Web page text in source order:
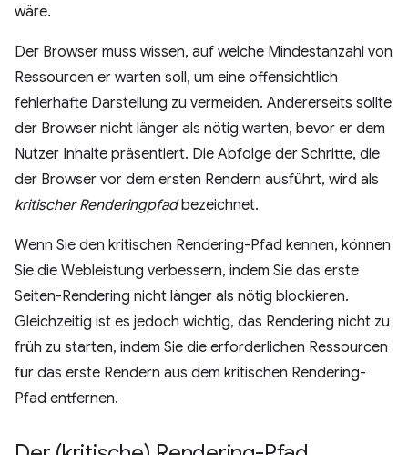
wäre.
Der Browser muss wissen, auf welche Mindestanzahl von
Ressourcen er warten soll, um eine offensichtlich
fehlerhafte Darstellung zu vermeiden. Andererseits sollte
der Browser nicht länger als nötig warten, bevor er dem
Nutzer Inhalte präsentiert. Die Abfolge der Schritte, die
der Browser vor dem ersten Rendern ausführt, wird als
kritischer Renderingpfadbezeichnet.
Wenn Sie den kritischen Rendering-Pfad kennen, können
Sie die Webleistung verbessern, indem Sie das erste
Seiten-Rendering nicht länger als nötig blockieren.
Gleichzeitig ist es jedoch wichtig, das Rendering nicht zu
früh zu starten, indem Sie die erforderlichen Ressourcen
für das erste Rendern aus dem kritischen Rendering-
Pfad entfernen.